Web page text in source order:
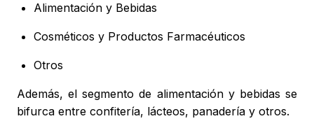
Alimentación y Bebidas
Cosméticos y Productos Farmacéuticos
Otros
Además, el segmento de alimentación y bebidas se
bifurca entre confitería, lácteos, panadería y otros.